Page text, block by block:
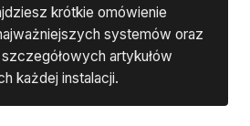
krótkie omówienie
systemów oraz
artykułów
każdej instalacji.